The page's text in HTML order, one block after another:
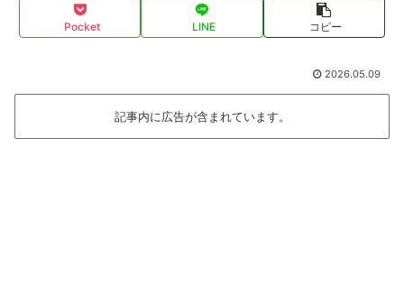
Pocket LINE コピー
2026.05.09
記事内に広告が含まれています。